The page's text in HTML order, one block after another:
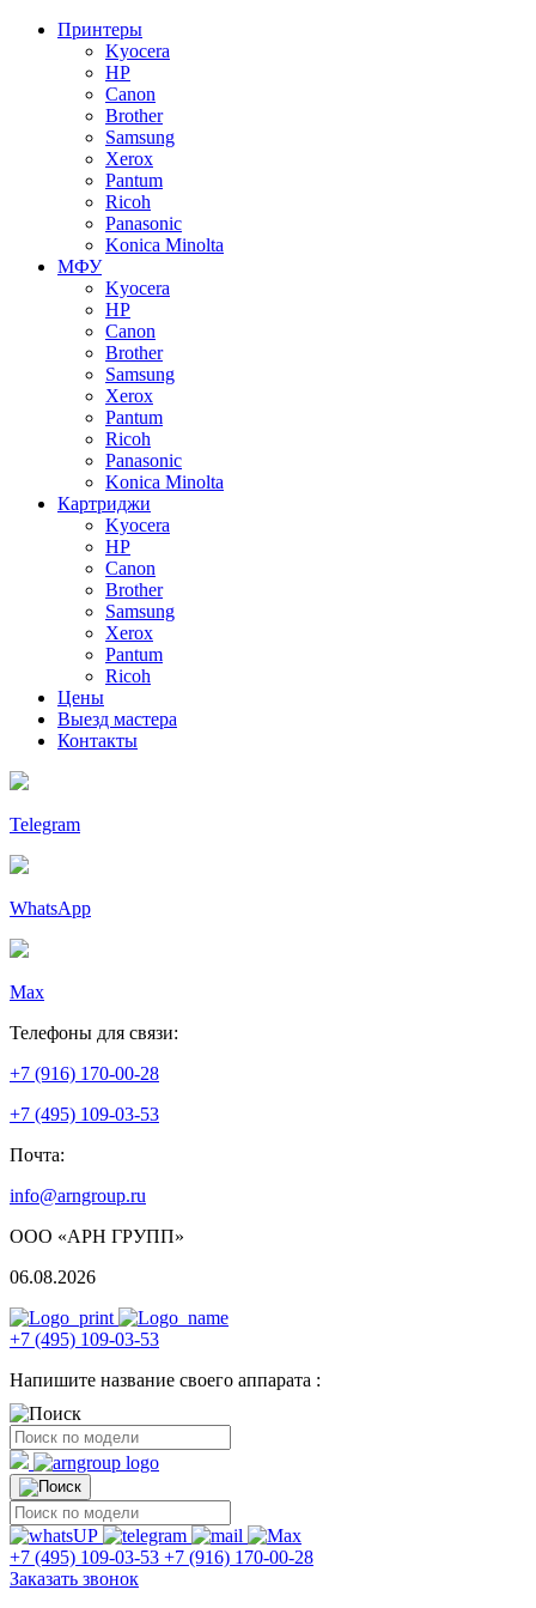
Принтеры
Kyocera
HP
Canon
Brother
Samsung
Xerox
Pantum
Ricoh
Panasonic
Konica Minolta
МФУ
Kyocera
HP
Canon
Brother
Samsung
Xerox
Pantum
Ricoh
Panasonic
Konica Minolta
Картриджи
Kyocera
HP
Canon
Brother
Samsung
Xerox
Pantum
Ricoh
Цены
Выезд мастера
Контакты
Telegram
WhatsApp
Max
Телефоны для связи:
+7 (916) 170-00-28
+7 (495) 109-03-53
Почта:
info@arngroup.ru
ООО «АРН ГРУПП»
06.08.2026
+7 (495) 109-03-53
Напишите название своего аппарата :
+7 (495) 109-03-53 +7 (916) 170-00-28
Заказать звонок